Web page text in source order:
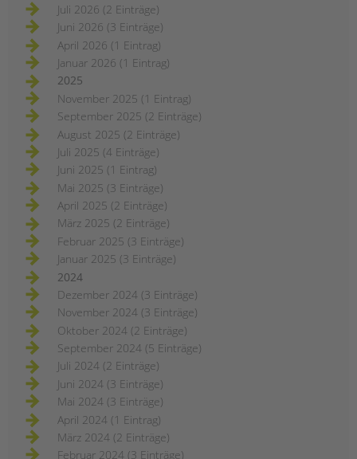
Juli 2026 (2 Einträge)
Juni 2026 (3 Einträge)
April 2026 (1 Eintrag)
Januar 2026 (1 Eintrag)
2025
November 2025 (1 Eintrag)
September 2025 (2 Einträge)
August 2025 (2 Einträge)
Juli 2025 (4 Einträge)
Juni 2025 (1 Eintrag)
Mai 2025 (3 Einträge)
April 2025 (2 Einträge)
März 2025 (2 Einträge)
Februar 2025 (3 Einträge)
Januar 2025 (3 Einträge)
2024
Dezember 2024 (3 Einträge)
November 2024 (3 Einträge)
Oktober 2024 (2 Einträge)
September 2024 (5 Einträge)
Juli 2024 (2 Einträge)
Juni 2024 (3 Einträge)
Mai 2024 (3 Einträge)
April 2024 (1 Eintrag)
März 2024 (2 Einträge)
Februar 2024 (3 Einträge)